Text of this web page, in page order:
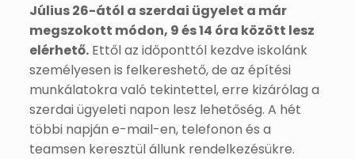
Július 26-ától a szerdai ügyelet a már
megszokott módon, 9 és 14 óra között lesz
elérhető.Ettől az időponttól kezdve iskolánk
személyesen is felkereshető, de az építési
munkálatokra való tekintettel, erre kizárólag a
szerdai ügyeleti napon lesz lehetőség. A hét
többi napján e-mail-en, telefonon és a
teamsen keresztül állunk rendelkezésükre.